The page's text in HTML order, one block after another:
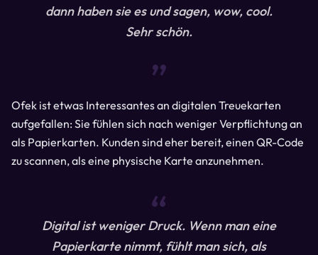
dann haben sie es und sagen, wow, cool.
Sehr schön.
“
Ofek ist etwas Interessantes an digitalen Treuekarten
aufgefallen: Sie fühlen sich nach weniger Verpflichtung an
als Papierkarten. Kunden sind eher bereit, einen QR-Code
zu scannen, als eine physische Karte anzunehmen.
“
Digital ist weniger Druck. Wenn man eine
Papierkarte nimmt, fühlt man sich, als